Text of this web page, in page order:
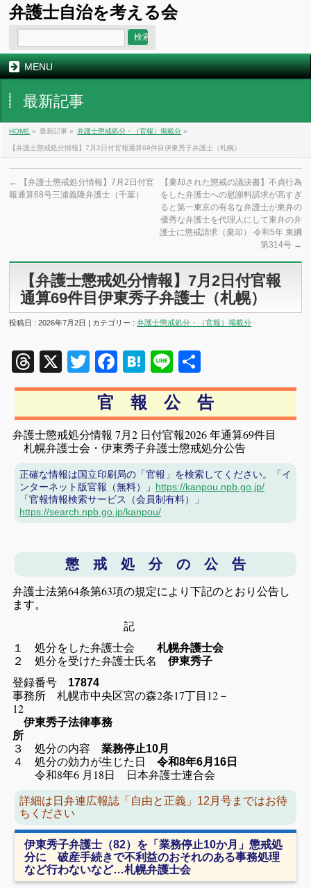
弁護士自治を考える会
MENU
最新記事
HOME » 最新記事 » 弁護士懲戒処分・（官報）掲載分 »
【弁護士懲戒処分情報】7月2日付官報通算69件目伊東秀子弁護士（札幌）
←
【弁護士懲戒処分情報】7月2日付官
報通算68号三浦義隆弁護士（千葉）
【棄却された懲戒の議決書】不貞行為
をした弁護士への慰謝料請求が高すぎ
ると第一東京の有名な弁護士が東弁の
優秀な弁護士を代理人にして東弁の弁
護士に懲戒請求（棄却） 令和5年 東綱
第314号 →
【弁護士懲戒処分情報】7月2日付官報
通算69件目伊東秀子弁護士（札幌）
投稿日 : 2026年7月2日 | カテゴリー :弁護士懲戒処分・（官報）掲載分
Threads
X TwitterFacebook
Hatena
Line
有
官 報 公 告
弁護士懲戒処分情報 7月2 日付官報2026 年通算69件目
札幌弁護士会・伊東秀子弁護士懲戒処分公告
正確な情報は国立印刷局の「官報」を検索してください。「イ
ンターネット版官報（無料）」 https://kanpou.npb.go.jp/
「官報情報検索サービス（会員制有料）」
https://search.npb.go.jp/kanpou/
懲 戒 処 分 の 公 告
弁護士法第64条第63項の規定により下記のとおり公告し
ます。
記
１ 処分をした弁護士会
札幌弁護士会
２ 処分を受けた弁護士氏名 伊東秀子
登録番号 17874
事務所 札幌市中央区宮の森2条17丁目12－
12
伊東秀子法律事務
所
３ 処分の内容 業務停止10月
４ 処分の効力が生じた日 令和8年6月16日
令和8年6 月18日 日本弁護士連合会
詳細は日弁連広報誌「自由と正義」12月号まではお待
ちください
伊東秀子弁護士（82）を「業務停止10か月」懲戒処
分に 破産手続きで不利益のおそれのある事務処理
など行わないなど…札幌弁護士会